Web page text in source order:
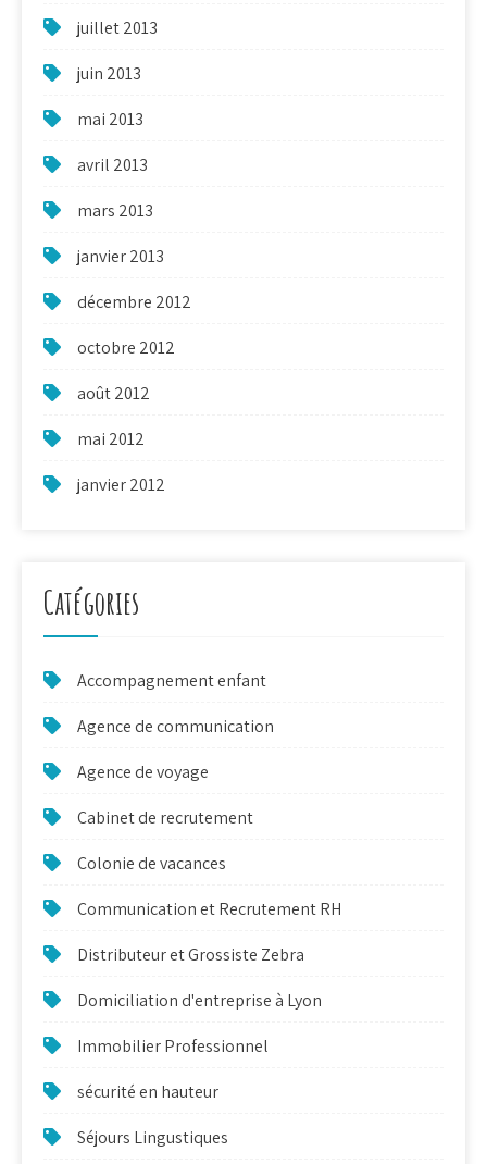
juillet 2013
juin 2013
mai 2013
avril 2013
mars 2013
janvier 2013
décembre 2012
octobre 2012
août 2012
mai 2012
janvier 2012
Catégories
Accompagnement enfant
Agence de communication
Agence de voyage
Cabinet de recrutement
Colonie de vacances
Communication et Recrutement RH
Distributeur et Grossiste Zebra
Domiciliation d'entreprise à Lyon
Immobilier Professionnel
sécurité en hauteur
Séjours Lingustiques